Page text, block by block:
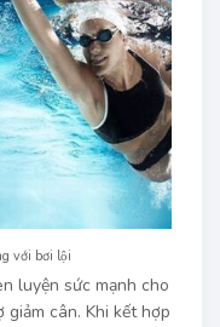
với bơi lội
luyện sức mạnh cho
giảm cân. Khi kết hợp